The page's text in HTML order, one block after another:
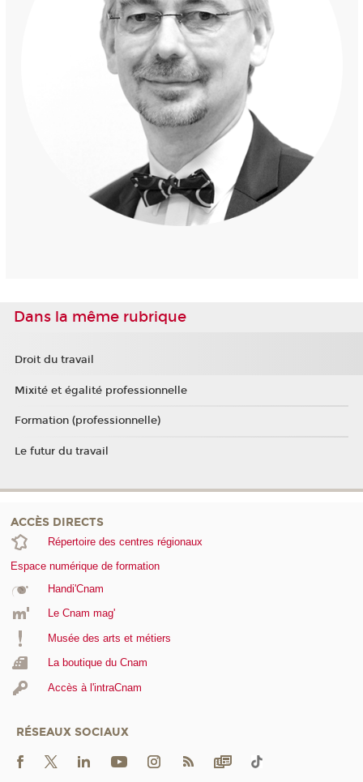
Dans la même rubrique
Droit du travail
Mixité et égalité professionnelle
Formation (professionnelle)
Le futur du travail
ACCÈS DIRECTS
Répertoire des centres régionaux
Espace numérique de formation
Handi'Cnam
Le Cnam mag'
Musée des arts et métiers
La boutique du Cnam
Accès à l'intraCnam
RÉSEAUX SOCIAUX